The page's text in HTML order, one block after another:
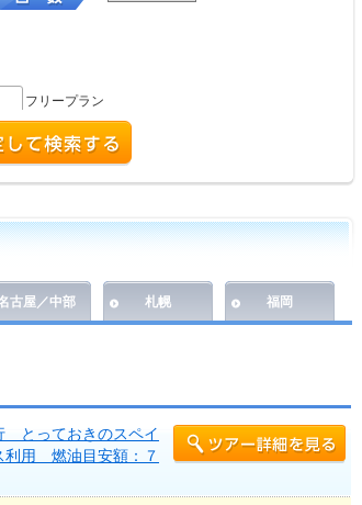
フリープラン
古屋／中部 札幌 福岡
とっておきのスペイ
用 燃油目安額：７